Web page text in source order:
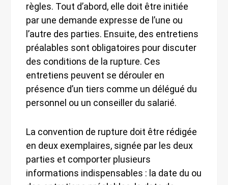
règles. Tout d’abord, elle doit être initiée
par une demande expresse de l’une ou
l’autre des parties. Ensuite, des entretiens
préalables sont obligatoires pour discuter
des conditions de la rupture. Ces
entretiens peuvent se dérouler en
présence d’un tiers comme un délégué du
personnel ou un conseiller du salarié.
La convention de rupture doit être rédigée
en deux exemplaires, signée par les deux
parties et comporter plusieurs
informations indispensables : la date du ou